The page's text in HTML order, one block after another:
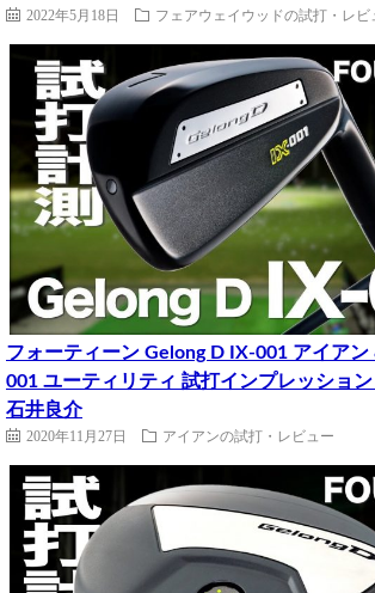
2022年5月18日 フェアウェイウッドの試打・レビ
フォーティーン Gelong D IX-001 アイア
001 ユーティリティ 試打インプレッショ
石井良介
2020年11月27日 アイアンの試打・レビュー